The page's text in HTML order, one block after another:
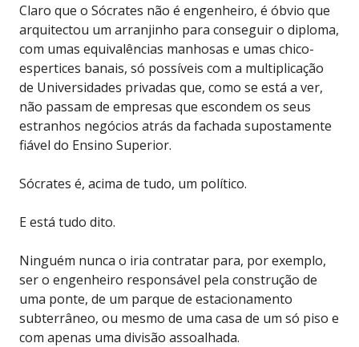
Claro que o Sócrates não é engenheiro, é óbvio que
arquitectou um arranjinho para conseguir o diploma,
com umas equivalências manhosas e umas chico-
espertices banais, só possíveis com a multiplicação
de Universidades privadas que, como se está a ver,
não passam de empresas que escondem os seus
estranhos negócios atrás da fachada supostamente
fiável do Ensino Superior.
Sócrates é, acima de tudo, um político.
E está tudo dito.
Ninguém nunca o iria contratar para, por exemplo,
ser o engenheiro responsável pela construção de
uma ponte, de um parque de estacionamento
subterrâneo, ou mesmo de uma casa de um só piso e
com apenas uma divisão assoalhada.